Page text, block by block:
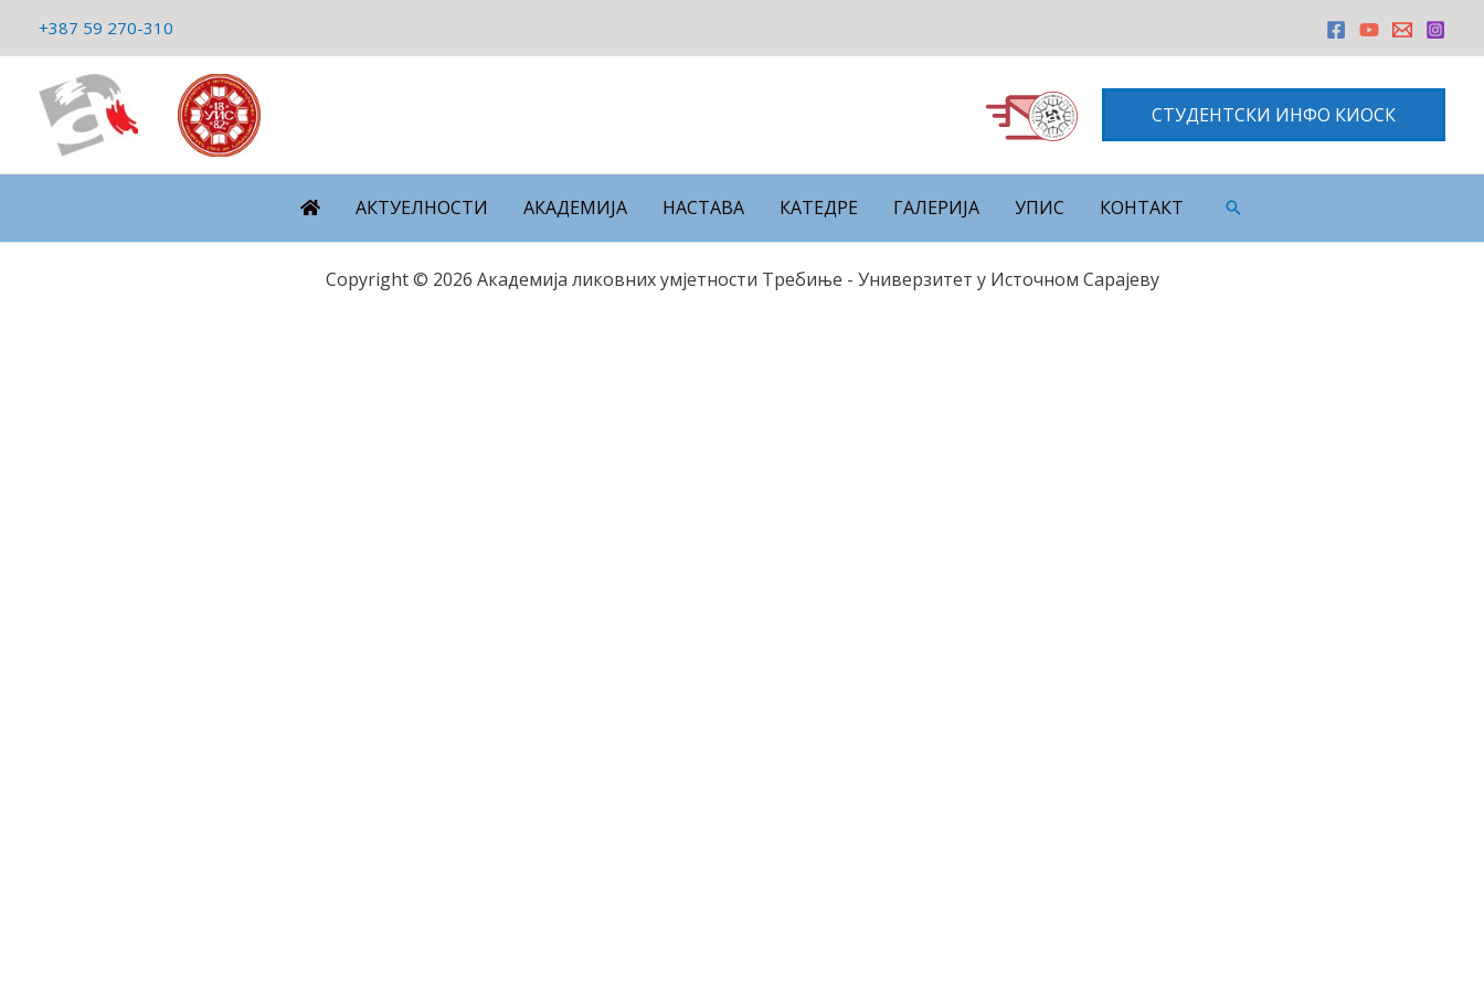
+387 59 270-310
СТУДЕНТСКИ ИНФО КИОСК
АКТУЕЛНОСТИ АКАДЕМИЈА НАСТАВА КАТЕДРЕ ГАЛЕРИЈА УПИС КОНТАКТ Претрага
Copyright © 2026 Академија ликовних умјетности Требиње - Универзитет у Источном Сарајеву